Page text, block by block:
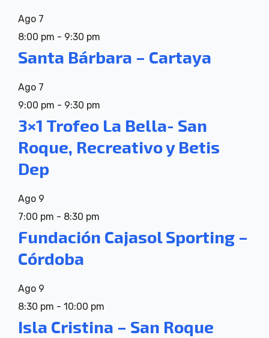
Ago 7
8:00 pm - 9:30 pm
Santa Bárbara – Cartaya
Ago 7
9:00 pm - 9:30 pm
3×1 Trofeo La Bella- San
Roque, Recreativo y Betis
Dep
Ago 9
7:00 pm - 8:30 pm
Fundación Cajasol Sporting –
Córdoba
Ago 9
8:30 pm - 10:00 pm
Isla Cristina – San Roque